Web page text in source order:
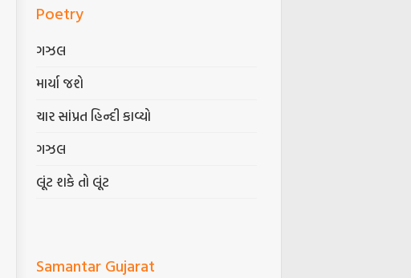
Poetry
ગઝલ
માર્યા જશે
ચાર સાંપ્રત હિન્દી કાવ્યો
ગઝલ
લૂંટ શકે તો લૂંટ
Samantar Gujarat